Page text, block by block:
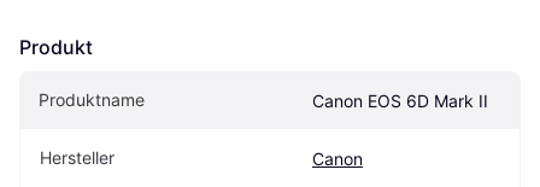
Produkt
Produktname Canon EOS 6D Mark II
Hersteller Canon